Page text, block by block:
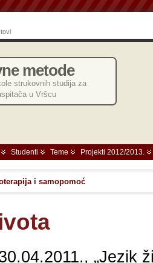
metode
strukovnih studija za
u Vršcu
Studenti Teme Projekti 2012/2013.
i samopomoć
„Jezik